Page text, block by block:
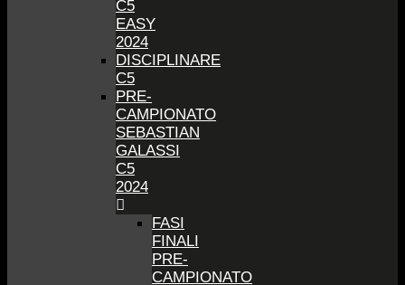
C5
EASY
2024
DISCIPLINARE
C5
PRE-
CAMPIONATO
SEBASTIAN
GALASSI
C5
2024
FASI
FINALI
PRE-
CAMPIONATO